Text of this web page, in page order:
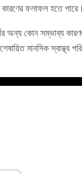
ফলাফল হতে পারে।
অন্য কোন সম্ভাব্য
মানসিক স্বাস্থ্য